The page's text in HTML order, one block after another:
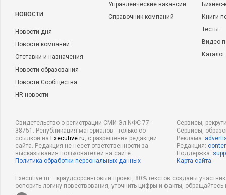
НОВОСТИ
Новости дня
Новости компаний
Отставки и назначения
Новости образования
Новости Сообщества
HR-новости
Управленческие вакансии
Справочник компаний
Книги
Тесты
Видео
Свидетельство о регистрации СМИ Эл NФС 77-
38751. Републикация материалов - только со
ссылкой на Executive.ru, с разрешения редакции
сайта. Редакция не несет ответственности за
высказывания пользователей на сайте.
Политика обработки персональных данных
Сервисы,
Сервисы,
Реклама:
Редакция:
Поддержка:
Карта сайта
Executive.ru – краудсорсинговый проект, 80% текстов созданы
оспорить логику повествования, уточнить цифры и факты,